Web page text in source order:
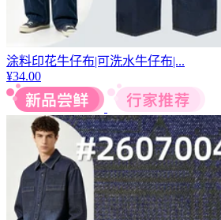
涂料印花牛仔布|可洗水牛仔布|...
¥34.00